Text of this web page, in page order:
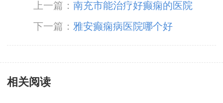
上一篇：南充市能治疗好癫痫的医院
下一篇： 雅安癫痫病医院哪个好
相关阅读